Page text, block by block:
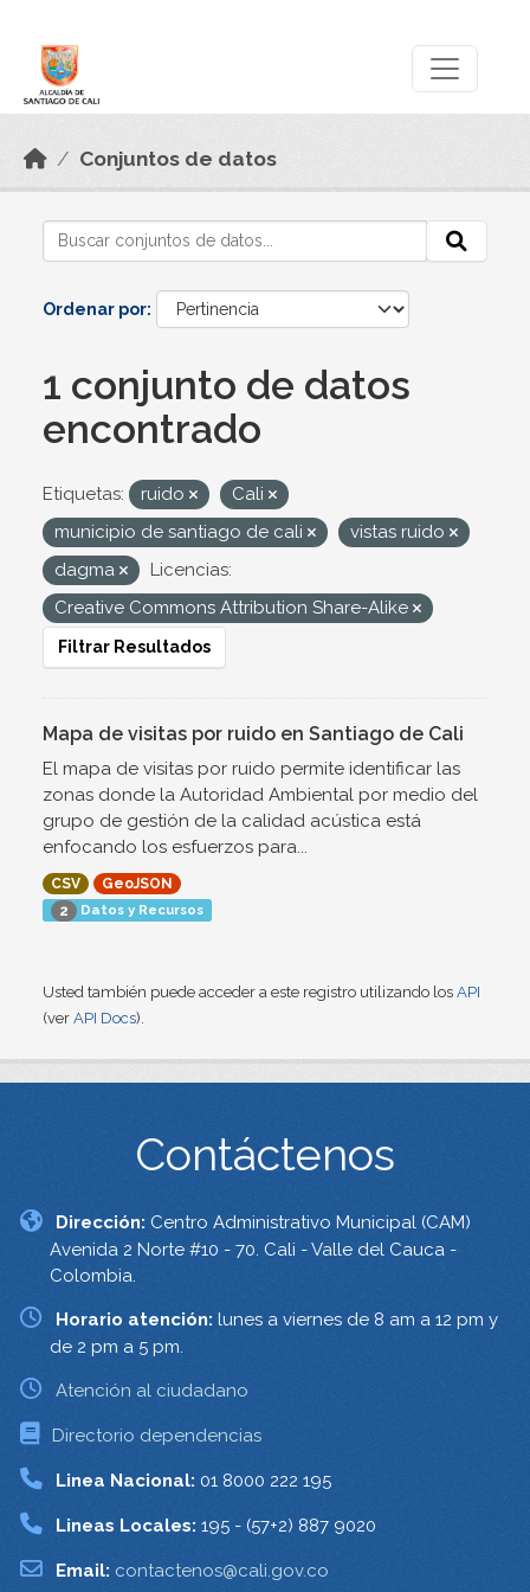
Conjuntos de datos
Ordenar por
1 conjunto de datos
encontrado
Etiquetas: ruido
Cali
municipio de santiago de cali
vistas ruido
dagma
Licencias:
Creative Commons Attribution Share-Alike
Filtrar Resultados
Mapa de visitas por ruido en Santiago de Cali
El mapa de visitas por ruido permite identificar las
zonas donde la Autoridad Ambiental por medio del
grupo de gestión de la calidad acústica está
enfocando los esfuerzos para...
CSV
GeoJSON
2 Datos y Recursos
Usted también puede acceder a este registro utilizando los API
(ver API Docs).
Contáctenos
Dirección: Centro Administrativo Municipal (CAM)
Avenida 2 Norte #10 - 70. Cali - Valle del Cauca -
Colombia.
Horario atención: lunes a viernes de 8 am a 12 pm y
de 2 pm a 5 pm.
Atención al ciudadano
Directorio dependencias
Linea Nacional: 01 8000 222 195
Lineas Locales: 195 - (57+2) 887 9020
Email: contactenos@cali.gov.co